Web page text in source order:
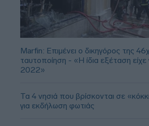
Marfin: Επιμένει ο δικηγόρος της
ταυτοποίηση - «Η ίδια εξέταση είχε
2022»
Τα 4 νησιά που βρίσκονται σε
για εκδήλωση φωτιάς